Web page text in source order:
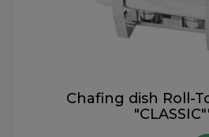
Chafing dish Roll-